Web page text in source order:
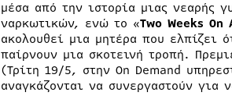
μέσα από την ιστορία μιας νεαρής
ναρκωτικών, ενώ το «Two Weeks On
ακολουθεί μια μητέρα που ελπίζει
παίρνουν μια σκοτεινή τροπή.
(Τρίτη 19/5, στην On Demand
αναγκάζονται να συνεργαστούν για